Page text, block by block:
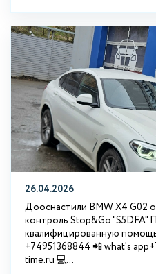
26.04.2026
Дооснастили BMW X4 G02
контроль Stop&Go "S5DFA"
квалифицированную
+74951368844 📲 what's
time.ru 💻...